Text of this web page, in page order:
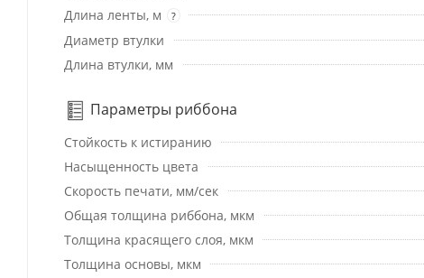
Длина ленты, м
?
Диаметр втулки
Длина втулки, мм
Параметры риббона
Стойкость к истиранию
Насыщенность цвета
Скорость печати, мм/сек
Общая толщина риббона, мкм
Толщина красящего слоя, мкм
Толщина основы, мкм